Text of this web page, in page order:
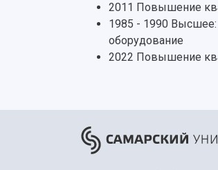
2011 Повышение
1985 - 1990
оборудование
2022 Повышение